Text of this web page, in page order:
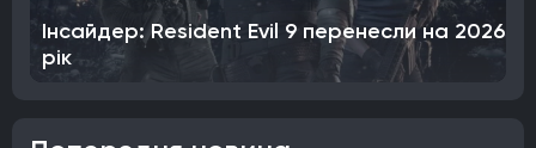
Інсайдер: Resident Evil 9 перенесли на 2026
рік